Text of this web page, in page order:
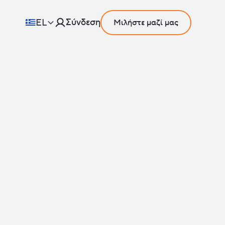
EL Σύνδεση Μιλήστε μαζί μας